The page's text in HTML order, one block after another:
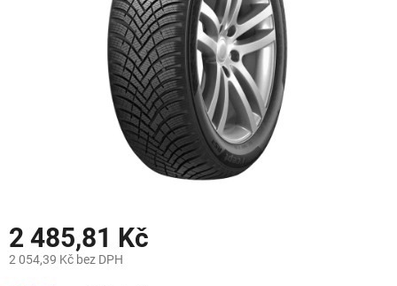
2 485,81 Kč
2 054,39 Kč bez DPH